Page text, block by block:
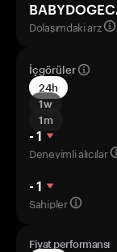
Dolaşımdaki arz
İçgörüler
24h
1w
1m
- 1
Deneyimli alıcılar
- 1
Sahipler
Fiyat performansı